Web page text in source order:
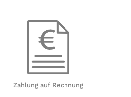
Zahlung auf Rechnung